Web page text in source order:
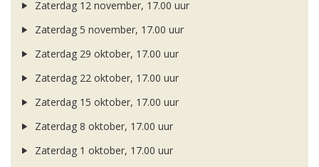
Zaterdag 12 november, 17.00 uur
Zaterdag 5 november, 17.00 uur
Zaterdag 29 oktober, 17.00 uur
Zaterdag 22 oktober, 17.00 uur
Zaterdag 15 oktober, 17.00 uur
Zaterdag 8 oktober, 17.00 uur
Zaterdag 1 oktober, 17.00 uur